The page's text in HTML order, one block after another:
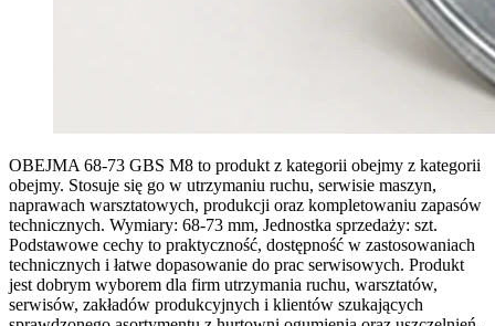
OBEJMA 68-73 GBS M8 to produkt z kategorii obejmy z kategorii
obejmy. Stosuje się go w utrzymaniu ruchu, serwisie maszyn,
naprawach warsztatowych, produkcji oraz kompletowaniu zapasów
technicznych. Wymiary: 68-73 mm, Jednostka sprzedaży: szt.
Podstawowe cechy to praktyczność, dostępność w zastosowaniach
technicznych i łatwe dopasowanie do prac serwisowych. Produkt
jest dobrym wyborem dla firm utrzymania ruchu, warsztatów,
serwisów, zakładów produkcyjnych i klientów szukających